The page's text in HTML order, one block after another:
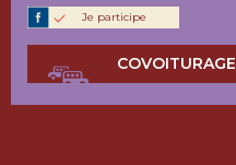
Je participe
COVOITURAGE